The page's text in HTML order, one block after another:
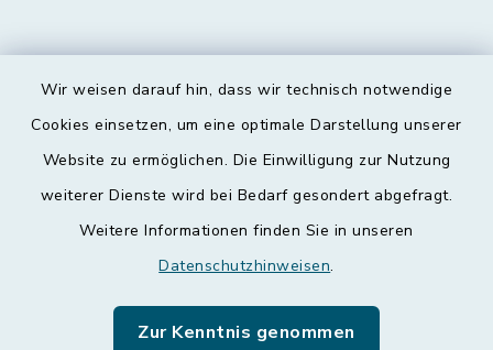
Wir weisen darauf hin, dass wir technisch notwendige
Cookies einsetzen, um eine optimale Darstellung unserer
Website zu ermöglichen. Die Einwilligung zur Nutzung
weiterer Dienste wird bei Bedarf gesondert abgefragt.
Weitere Informationen finden Sie in unseren
Datenschutzhinweisen.
Zur Kenntnis genommen
Kontakt
Datenschutz